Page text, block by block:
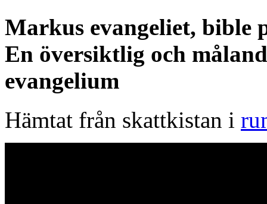
Markus evangeliet, bible
En översiktlig och
evangelium
Hämtat från skattkistan i